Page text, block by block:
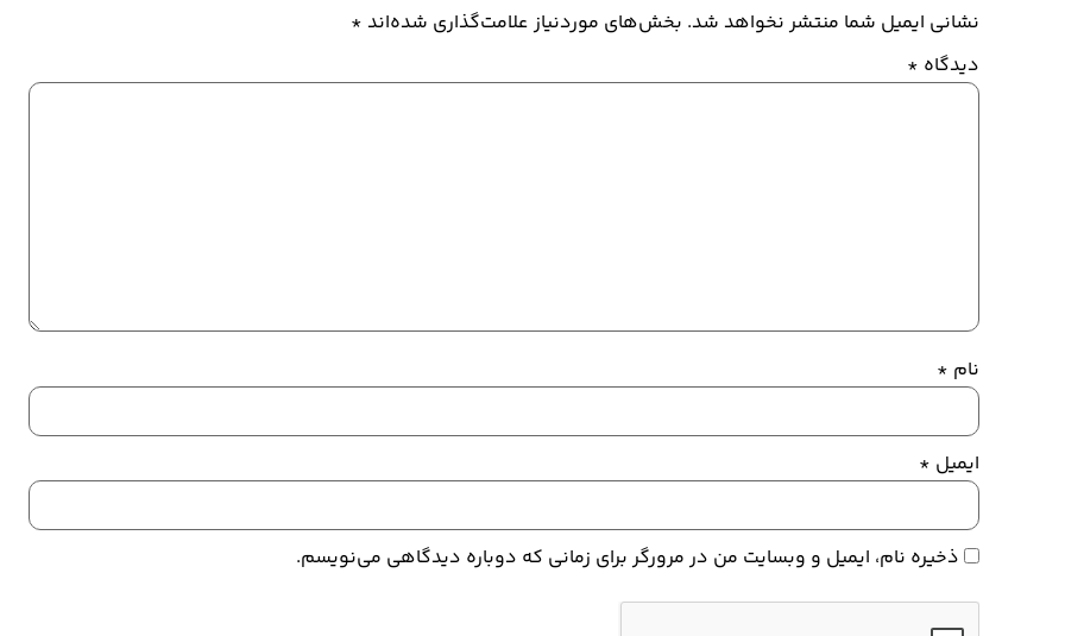
نشانی ایمیل شما منتشر نخواهد شد. بخش‌های موردنیاز علامت‌گذاری شده‌اند *
دیدگاه *
نام *
ایمیل *
ذخیره نام، ایمیل و وبسایت من در مرورگر برای زمانی که دوباره دیدگاهی می‌نویسم.